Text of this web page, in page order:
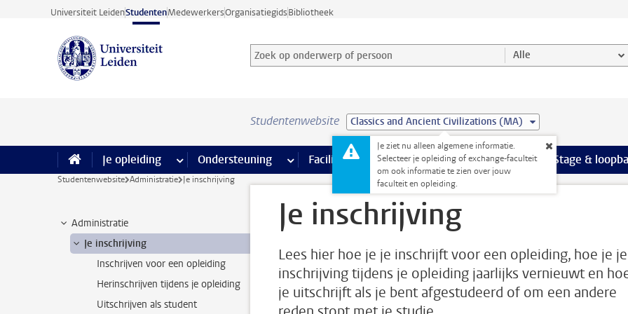
Ga direct naar de inhoud
Universiteit LeidenStudentenMedewerkersOrganisatiegidsBibliotheek
Zoek op onderwerp of persoon en selecteer categorie
Zoekterm Alle
Studentenwebsite Classics and Ancient Civilizations (MA)
Je ziet nu alleen algemene informatie.
Selecteer je opleiding of exchange-faculteit
om ook informatie te zien over jouw
faculteit en opleiding.
Je opleiding meer Je opleiding pagina’s
Ondersteuning meer Ondersteuning pagina’s
Faciliteiten meer Faciliteiten pagina’s
Extra studieactiviteiten meer Extra
Stage &
Studentenwebsite Administratie Je inschrijving
Administratie
Je inschrijving
Inschrijven voor een opleiding
Herinschrijven tijdens je opleiding
Uitschrijven als student
Je inschrijving
Lees hier hoe je je inschrijft voor een opleiding, hoe je je
inschrijving tijdens je opleiding jaarlijks vernieuwt en
je uitschrijft als je bent afgestudeerd of om een andere